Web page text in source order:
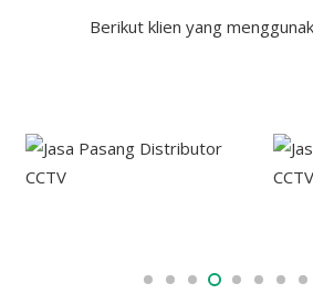
Berikut klien yang